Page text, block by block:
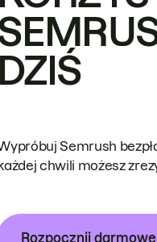
DZIŚ
Semrush
chwili możesz
Rozpocznij